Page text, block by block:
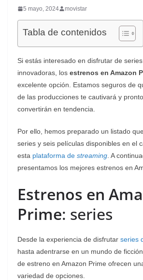
5 mayo, 2024 movistar
Tabla de contenidos
Si estás interesado en disfrutar de
innovadoras, los estrenos en Amazon
excelente opción. Estamos seguros de
de las producciones te cautivará y
convertirán en tendencia.
Por ello, hemos preparado un listado
series y seis películas disponibles en el
esta plataforma de streaming . A
presentamos los mejores estrenos en
Estrenos en
Prime: series
Desde la experiencia de disfrutar series
hasta adentrarse en un mundo de
de estreno en Amazon Prime ofrecen
variedad de opciones.